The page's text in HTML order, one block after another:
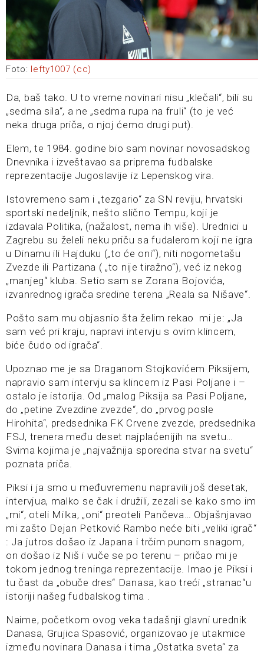
Foto: lefty1007 (cc)
Da, baš tako. U to vreme novinari nisu „klečali“, bili su
„sedma sila“, a ne „sedma rupa na fruli“ (to je već
neka druga priča, o njoj ćemo drugi put).
Elem, te 1984. godine bio sam novinar novosadskog
Dnevnika i izveštavao sa priprema fudbalske
reprezentacije Jugoslavije iz Lepenskog vira.
Istovremeno sam i „tezgario“ za SN reviju, hrvatski
sportski nedeljnik, nešto slično Tempu, koji je
izdavala Politika, (nažalost, nema ih više). Urednici u
Zagrebu su želeli neku priču sa fudalerom koji ne igra
u Dinamu ili Hajduku („to će oni“), niti nogometašu
Zvezde ili Partizana ( „to nije tiražno“), već iz nekog
„manjeg“ kluba. Setio sam se Zorana Bojovića,
izvanrednog igrača sredine terena „Reala sa Nišave“.
Pošto sam mu objasnio šta želim rekao mi je: „Ja
sam već pri kraju, napravi intervju s ovim klincem,
biće čudo od igrača“.
Upoznao me je sa Draganom Stojkovićem Piksijem,
napravio sam intervju sa klincem iz Pasi Poljane i –
ostalo je istorija. Od „malog Piksija sa Pasi Poljane,
do „petine Zvezdine zvezde“, do „prvog posle
Hirohita“, predsednika FK Crvene zvezde, predsednika
FSJ, trenera među deset najplaćenijih na svetu…
Svima kojima je „najvažnija sporedna stvar na svetu“
poznata priča.
Piksi i ja smo u međuvremenu napravili još desetak,
intervjua, malko se čak i družili, zezali se kako smo im
„mi“, oteli Milka, „oni“ preoteli Pančeva… Objašnjavao
mi zašto Dejan Petković Rambo neće biti „veliki igrač“
: Ja jutros došao iz Japana i trčim punom snagom,
on došao iz Niš i vuče se po terenu – pričao mi je
tokom jednog treninga reprezentacije. Imao je Piksi i
tu čast da „obuče dres“ Danasa, kao treći „stranac“u
istoriji našeg fudbalskog tima .
Naime, početkom ovog veka tadašnji glavni urednik
Danasa, Grujica Spasović, organizovao je utakmice
između novinara Danasa i tima „Ostatka sveta“ za